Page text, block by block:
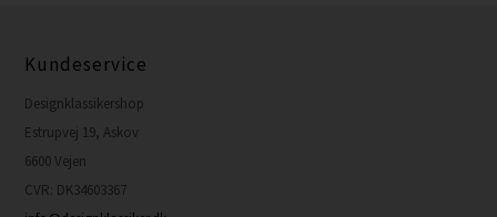
Kundeservice
Designklassikershop
Estrupvej 19, Askov
6600 Vejen
CVR: DK34603367